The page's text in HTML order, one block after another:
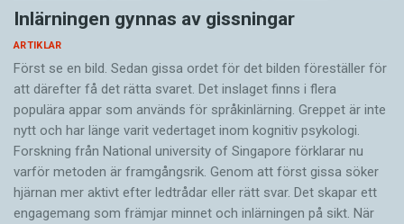
Inlärningen gynnas av gissningar
ARTIKLAR
Först se en bild. Sedan gissa ordet för det bilden föreställer för
att därefter få det rätta svaret. Det inslaget finns i flera
populära appar som används för språkinlärning. Greppet är inte
nytt och har länge varit vedertaget inom kognitiv psykologi.
Forskning från National university of Singa­pore förklarar nu
varför metoden är framgångsrik. Genom att först gissa ­söker
hjärnan mer aktivt ­efter ledtrådar eller rätt svar. Det skapar ett
engagemang som främjar minnet och inlärningen på sikt. När